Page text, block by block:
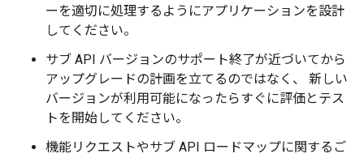
ーを適切に処理するようにアプリケーションを設計
してください。
サブ API バージョンのサポート終了が近づいてから
アップグレードの計画を立てるのではなく、 新しい
バージョンが利用可能になったらすぐに評価とテス
トを開始してください。
機能リクエストやサブ API ロードマップに関するご